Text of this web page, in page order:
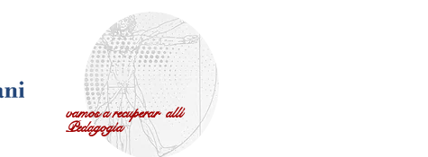
vamos a recuperar allí
Pedagogía